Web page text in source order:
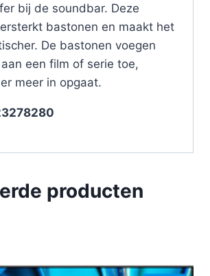
bij de soundbar. Deze
bastonen en maakt het
De bastonen voegen
een film of serie toe,
meer in opgaat.
producten